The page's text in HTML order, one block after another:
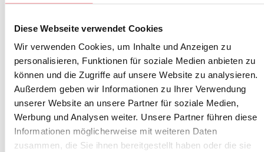
Diese Webseite verwendet Cookies
Wir verwenden Cookies, um Inhalte und Anzeigen zu
personalisieren, Funktionen für soziale Medien anbieten zu
können und die Zugriffe auf unsere Website zu analysieren.
Außerdem geben wir Informationen zu Ihrer Verwendung
unserer Website an unsere Partner für soziale Medien,
Werbung und Analysen weiter. Unsere Partner führen diese
Informationen möglicherweise mit weiteren Daten
zusammen, die Sie ihnen bereitgestellt haben oder die sie
BLEIBEN SIE IN
KONTAKT
Abonnieren Sie den Newsletter der Belluneser
Dolomiten!